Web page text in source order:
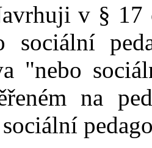
v §
sociální
"nebo
na